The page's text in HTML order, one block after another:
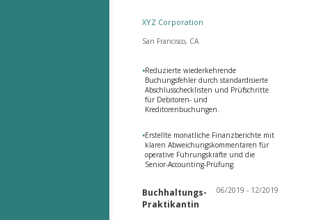
XYZ Corporation
San Francisco, CA
•Reduzierte wiederkehrende
Buchungsfehler durch standardisierte
Abschlusschecklisten und Prüfschritte
für Debitoren- und
Kreditorenbuchungen.
•Erstellte monatliche Finanzberichte mit
klaren Abweichungskommentaren für
operative Führungskräfte und die
Senior-Accounting-Prüfung.
Buchhaltungs-
Praktikantin
06/2019 - 12/2019